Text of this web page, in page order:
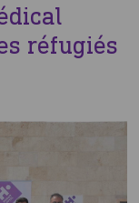
réfugiés